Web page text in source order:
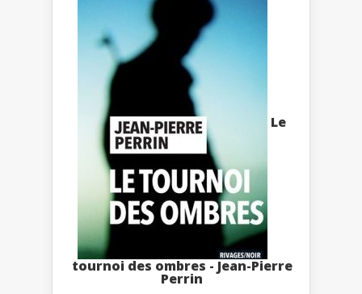
Le
tournoi des ombres - Jean-Pierre
Perrin